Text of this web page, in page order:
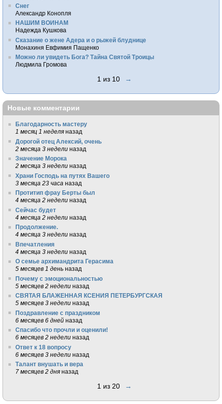
Снег
Александр Конопля
НАШИМ ВОИНАМ
Надежда Кушкова
Сказание о жене Адера и о рыжей блуднице
Монахиня Евфимия Пащенко
Можно ли увидеть Бога? Тайна Святой Троицы
Людмила Громова
1 из 10 →
Новые комментарии
Благодарность мастеру
1 месяц 1 неделя назад
Дорогой отец Алексий, очень
2 месяца 3 недели назад
Значение Морока
2 месяца 3 недели назад
Храни Господь на путях Вашего
3 месяца 23 часа назад
Протитип фрау Берты был
4 месяца 2 недели назад
Сейчас будет
4 месяца 2 недели назад
Продолжение.
4 месяца 3 недели назад
Впечатления
4 месяца 3 недели назад
О семье архимандрита Герасима
5 месяцев 1 день назад
Почему с эмоциональностью
5 месяцев 2 недели назад
СВЯТАЯ БЛАЖЕННАЯ КСЕНИЯ ПЕТЕРБУРГСКАЯ
5 месяцев 3 недели назад
Поздравление с праздником
6 месяцев 6 дней назад
Спасибо что прочли и оценили!
6 месяцев 2 недели назад
Ответ к 18 вопросу
6 месяцев 3 недели назад
Талант внушать и вера
7 месяцев 2 дня назад
1 из 20 →